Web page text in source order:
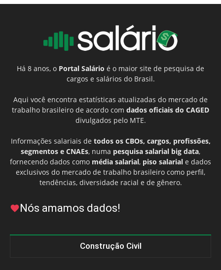
Há 8 anos, o Portal Salário é o maior site de pesquisa de
cargos e salários do Brasil.
Aqui você encontra estatísticas atualizadas do mercado de
trabalho brasileiro de acordo com dados oficiais do CAGED
divulgados pelo MTE.
Informações salariais de todos os CBOs, cargos, profissões,
segmentos e CNAEs, numa pesquisa salarial big data,
fornecendo dados como média salarial, piso salarial e dados
exclusivos do mercado de trabalho brasileiro como perfil,
tendências, diversidade racial e de gênero.
Nós amamos dados!
Construção Civil